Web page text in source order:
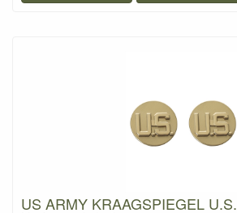
US ARMY KRAAGSPIEGEL U.S.